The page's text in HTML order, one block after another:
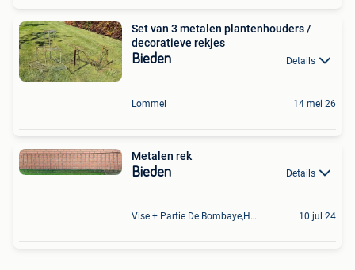
Set van 3 metalen plantenhouders /
decoratieve rekjes
Bieden Details
Lommel 14 mei 26
Metalen rek
Bieden Details
Vise + Partie De Bombaye,Hac- Court, Hermalle-Ss-Argenteau 10 jul 24